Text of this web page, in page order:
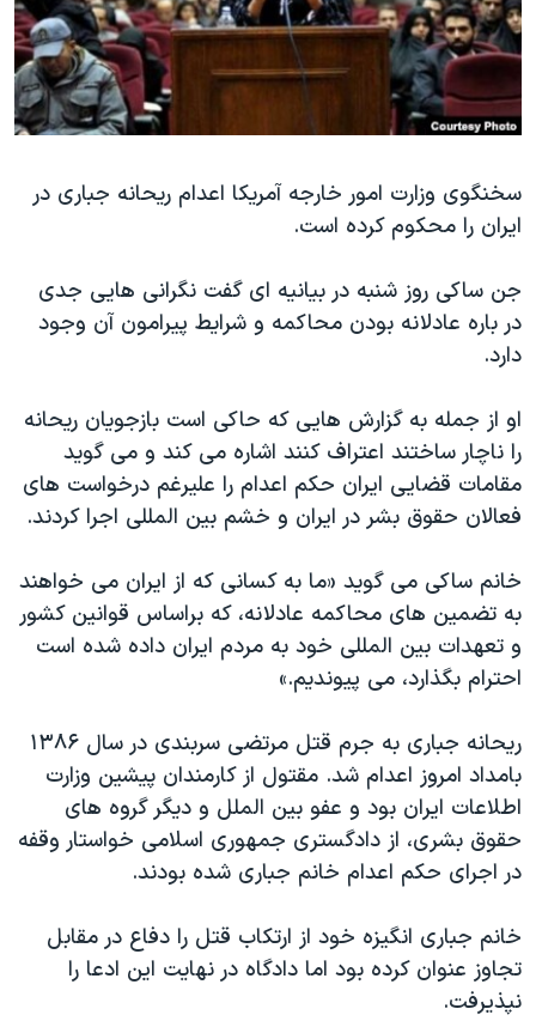
فرهنگ و زندگی
حقوق شهروندی
اقتصادی
اسرائیل در جنگ
گالری عکس
آرشیو پخش زنده
مستندها
انتخابات ریاست جمهوری آمریکا ۲۰۲۴
حمله جمهوری اسلامی به اسرائیل
ورزش زنان در ایران
اعتراضات زن، زندگی، آزادی
مجموعه مستندهای دادخواهی
تریبونال مردمی آبان ۹۸
دادگاه حمید نوری
چهل سال گروگان‌گیری
قانون شفافیت دارائی کادر رهبری ایران
اعتراضات مردمی آبان ۹۸
نرگس محمدی برنده جایزه نوبل صلح
همایش محافظه‌کاران آمریکا «سی‌پک»
صفحه‌های ویژه
دنبال کنید
زبانهای مختلف
سخنگوی وزارت امور خارجه آمریکا اعدام ریحانه جباری در
ایران را محکوم کرده است.
جن ساکی روز شنبه در بیانیه ای گفت نگرانی هایی جدی
در باره عادلانه بودن محاکمه و شرایط پیرامون آن وجود
دارد.
او از جمله به گزارش هایی که حاکی است بازجویان ریحانه
را ناچار ساختند اعتراف کنند اشاره می کند و می گوید
مقامات قضایی ایران حکم اعدام را علیرغم درخواست های
فعالان حقوق بشر در ایران و خشم بین المللی اجرا کردند.
خانم ساکی می گوید «ما به کسانی که از ایران می خواهند
به تضمین های محاکمه عادلانه، که براساس قوانین کشور
و تعهدات بین المللی خود به مردم ایران داده شده است
احترام بگذارد، می پیوندیم.»
ريحانه جباری به جرم قتل مرتضی سربندی در سال ۱۳۸۶
بامداد امروز اعدام شد. مقتول از كارمندان پیشین وزارت
اطلاعات ايران بود و عفو بین الملل و دیگر گروه های
حقوق بشری، از دادگستری جمهوری اسلامی خواستار وقفه
در اجرای حکم اعدام خانم جباری شده بودند.
خانم جباری انگيزه خود از ارتكاب قتل را دفاع در مقابل
تجاوز عنوان كرده بود اما دادگاه در نهايت اين ادعا را
نپذيرفت.